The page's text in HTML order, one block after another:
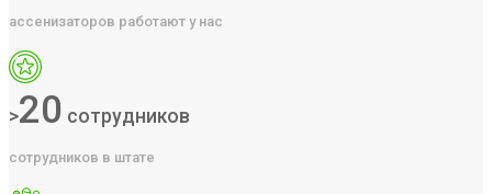
ассенизаторов работают у нас
>20 сотрудников
сотрудников в штате